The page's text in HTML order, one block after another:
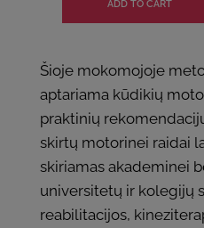
Šioje mokomojoje
aptariama kūdikių
praktinių
skirtų motorinei raidai
skiriamas akademinei
universitetų ir kolegijų
reabilitacijos,